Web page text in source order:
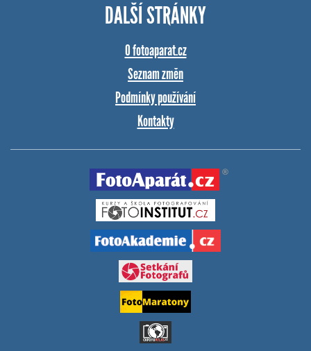
DALŠÍ STRÁNKY
O fotoaparat.cz
Seznam změn
Podmínky používání
Kontakty